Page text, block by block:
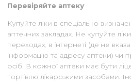
Перевіряйте аптеку
Купуйте ліки в спеціально
аптечних закладах. Не купуйте
переходах, в інтернеті (де не
інформацію та адресу аптеки) чи
осіб. В кожної аптеки має бути
торгівлю лікарськими засобами.